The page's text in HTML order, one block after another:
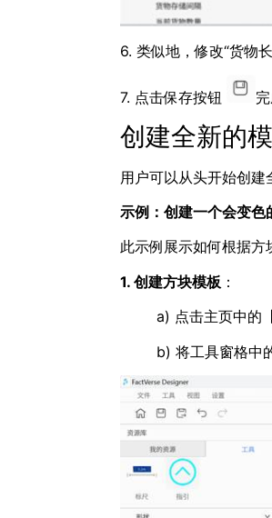
6. 类似地，修改“货物
7. 点击保存按钮
创建全新的
用户可以从头开始创建
示例：创建一个会变色
此示例展示如何根据方
1. 创建方块模板 ：
a) 点击主页中的
b) 将工具窗格中